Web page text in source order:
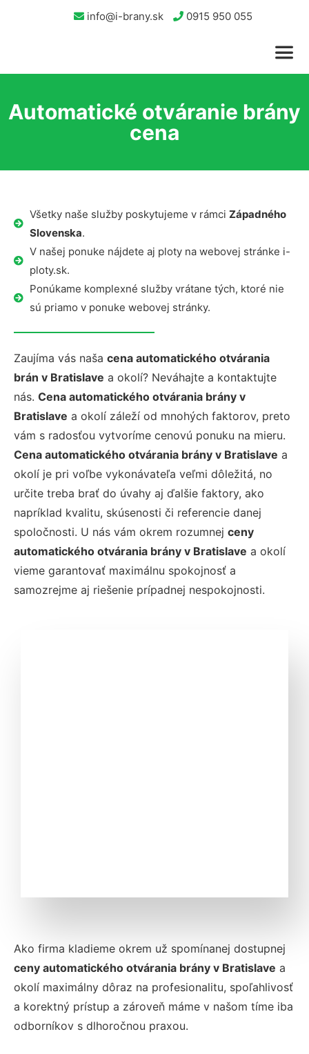
info@i-brany.sk 0915 950 055
Automatické otváranie brány
cena
Všetky naše služby poskytujeme v rámci Západného
Slovenska.
V našej ponuke nájdete aj ploty na webovej stránke i-
ploty.sk.
Ponúkame komplexné služby vrátane tých, ktoré nie
sú priamo v ponuke webovej stránky.
Zaujíma vás naša cena automatického otvárania
brán v Bratislave a okolí? Neváhajte a kontaktujte
nás. Cena automatického otvárania brány v
Bratislave a okolí záleží od mnohých faktorov, preto
vám s radosťou vytvoríme cenovú ponuku na mieru.
Cena automatického otvárania brány v Bratislave a
okolí je pri voľbe vykonávateľa veľmi dôležitá, no
určite treba brať do úvahy aj ďalšie faktory, ako
napríklad kvalitu, skúsenosti či referencie danej
spoločnosti. U nás vám okrem rozumnej ceny
automatického otvárania brány v Bratislave a okolí
vieme garantovať maximálnu spokojnosť a
samozrejme aj riešenie prípadnej nespokojnosti.
Ako firma kladieme okrem už spomínanej dostupnej
ceny automatického otvárania brány v Bratislave a
okolí maximálny dôraz na profesionalitu, spoľahlivosť
a korektný prístup a zároveň máme v našom tíme iba
odborníkov s dlhoročnou praxou.